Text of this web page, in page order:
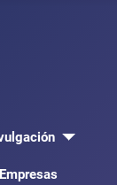
Empresas